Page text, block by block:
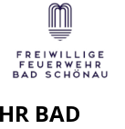
BAD